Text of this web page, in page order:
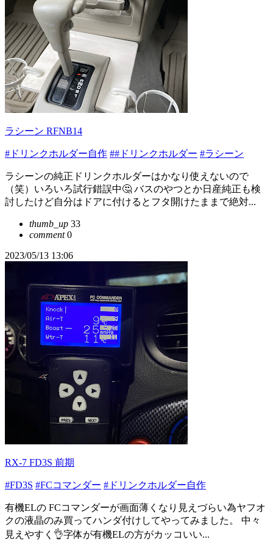
ラシーン RFNB14
#ドリンクホルダー自作 ##ドリンクホルダー #ラシーン
ラシーンの純正ドリンクホルダーはかなり使えないので
（笑）いろいろ試行錯誤中🤔 バスのやつとか日産純正も検
討したけど自分はドアに付けるとフタ開けたままで絶対...
thumb_up 33
comment0
2023/05/13 13:06
RX-7 FD3S 前期
#FD3S #FCコマンダー #ドリンクホルダー自作
有機ELの FCコマンダーが画面薄くなり見えづらい為ヤフオ
クの液晶のみ買ってハンダ付けしてやってみました。 中々
見えやすく👌字体が有機ELの方がカッコいい...